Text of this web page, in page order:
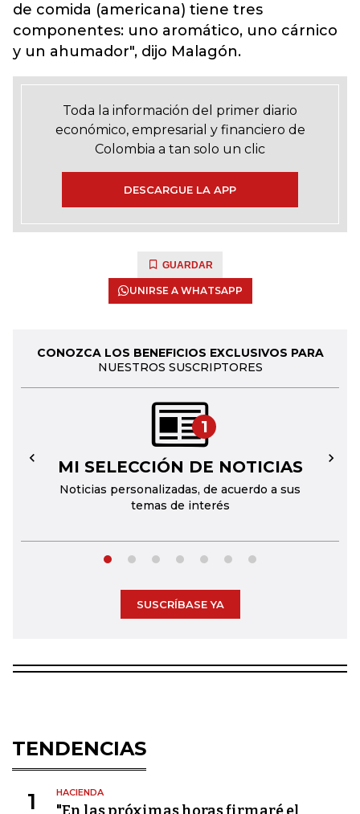
de comida (americana) tiene tres
componentes: uno aromático, uno cárnico
y un ahumador", dijo Malagón.
Toda la información del primer diario
económico, empresarial y financiero de
Colombia a tan solo un clic
DESCARGUE LA APP
GUARDAR
UNIRSE A WHATSAPP
CONOZCA LOS BENEFICIOS EXCLUSIVOS PARA
NUESTROS SUSCRIPTORES
1
MI SELECCIÓN DE NOTICIAS
Noticias personalizadas, de acuerdo a sus
temas de interés
← →
SUSCRÍBASE YA
TENDENCIAS
1 HACIENDA